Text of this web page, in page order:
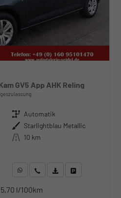
GV5 App AHK Reling
Getriebe Automatik
Außenfarbe Starlightblau Metallic
Kilometerstand 10 km
WhatsApp anfragen
Wir rufen Sie anFahrzeugexposé (PDF)
5,70 l/100km